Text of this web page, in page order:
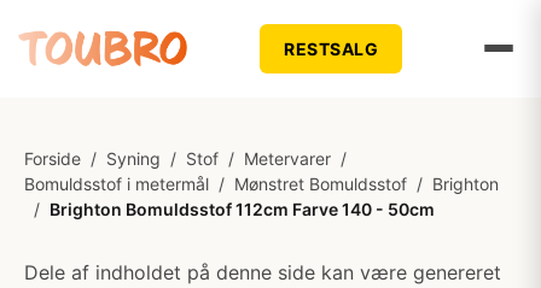
RESTSALG
Forside / Syning / Stof / Metervarer /
Bomuldsstof i metermål / Mønstret Bomuldsstof / Brighton
/ Brighton Bomuldsstof 112cm Farve 140 - 50cm
Dele af indholdet på denne side kan være genereret